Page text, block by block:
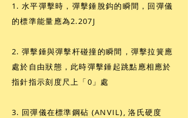
1. 水平彈擊時，彈擊錘脫鈎的瞬間，回彈儀
的標準能量應為2.207J
2. 彈擊錘與彈擊杆碰撞的瞬間，彈擊拉簧應
處於自由狀態，此時彈擊錘起跳點應相應於
指針指示刻度尺上「0」處
3. 回彈儀在標準鋼砧 (ANVIL), 洛氏硬度